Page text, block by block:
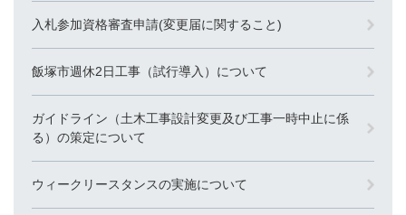
入札参加資格審査申請(変更届に関すること)
飯塚市週休2日工事（試行導入）について
ガイドライン（土木工事設計変更及び工事一時中止に係
る）の策定について
ウィークリースタンスの実施について